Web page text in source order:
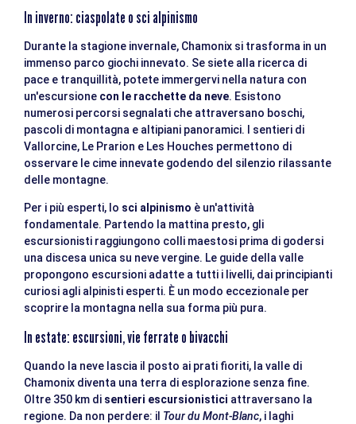
In inverno: ciaspolate o sci alpinismo
Durante la stagione invernale, Chamonix si trasforma in un
immenso parco giochi innevato. Se siete alla ricerca di
pace e tranquillità, potete immergervi nella natura con
un'escursione con le racchette da neve. Esistono
numerosi percorsi segnalati che attraversano boschi,
pascoli di montagna e altipiani panoramici. I sentieri di
Vallorcine, Le Prarion e Les Houches permettono di
osservare le cime innevate godendo del silenzio rilassante
delle montagne.
Per i più esperti, lo sci alpinismo è un'attività
fondamentale. Partendo la mattina presto, gli
escursionisti raggiungono colli maestosi prima di godersi
una discesa unica su neve vergine. Le guide della valle
propongono escursioni adatte a tutti i livelli, dai principianti
curiosi agli alpinisti esperti. È un modo eccezionale per
scoprire la montagna nella sua forma più pura.
In estate: escursioni, vie ferrate o bivacchi
Quando la neve lascia il posto ai prati fioriti, la valle di
Chamonix diventa una terra di esplorazione senza fine.
Oltre 350 km di sentieri escursionistici attraversano la
regione. Da non perdere: il Tour du Mont-Blanc, i laghi